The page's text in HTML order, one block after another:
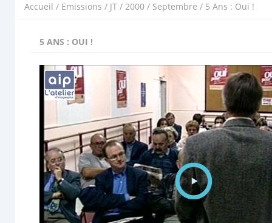
Accueil / Emissions / JT / 2000 / Septembre / 5 Ans : Oui !
5 ANS : OUI !